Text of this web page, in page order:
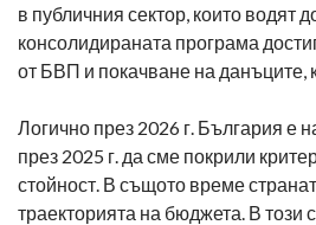
в публичния сектор, които водят
консолидираната програма
от БВП и покачване на данъците,
Логично през 2026 г. България е
през 2025 г. да сме покрили
стойност. В същото време
траекторията на бюджета. В